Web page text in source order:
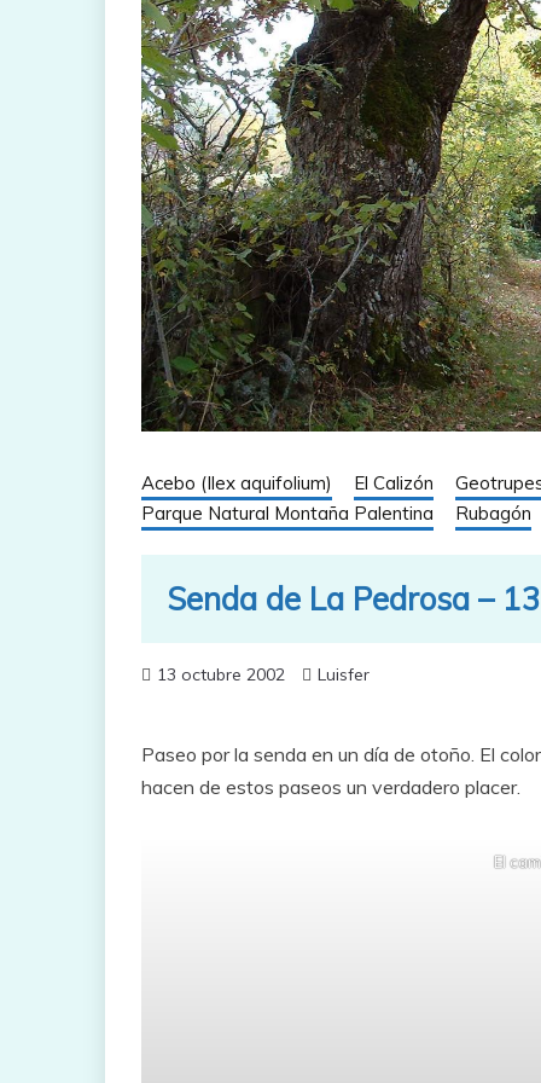
Acebo (Ilex aquifolium) El Calizón
Parque Natural Montaña Palentina
Rubagón
Senda de La Pedrosa –
13 octubre 2002 Luisfer
Paseo por la senda en un día de otoño. El
hacen de estos paseos un verdadero placer.
El